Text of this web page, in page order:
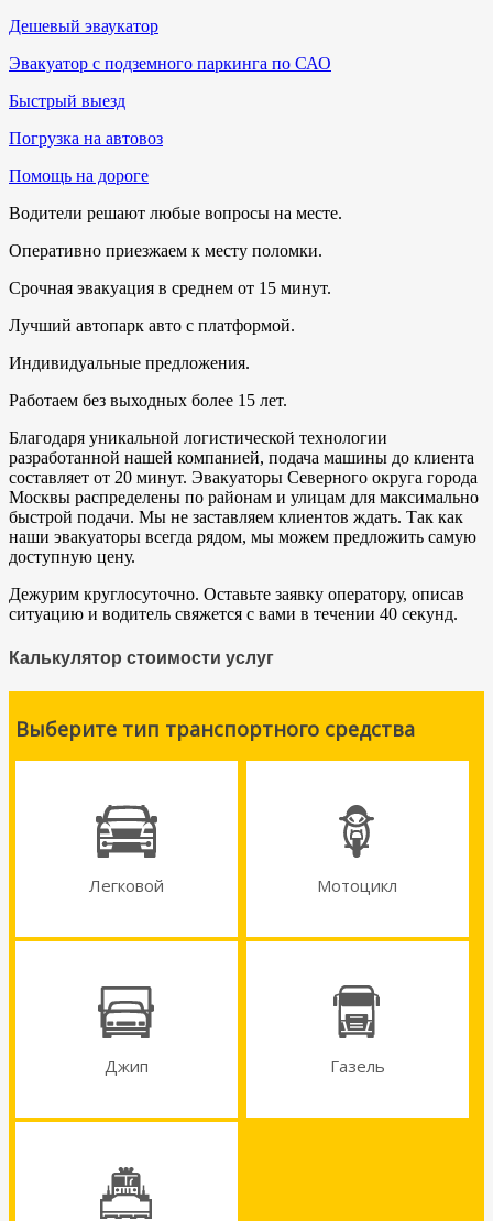
Дешевый эваукатор
Эвакуатор с подземного паркинга по САО
Быстрый выезд
Погрузка на автовоз
Помощь на дороге
Водители решают любые вопросы на месте.
Оперативно приезжаем к месту поломки.
Срочная эвакуация в среднем от 15 минут.
Лучший автопарк авто с платформой.
Индивидуальные предложения.
Работаем без выходных более 15 лет.
Благодаря уникальной логистической технологии
разработанной нашей компанией, подача машины до клиента
составляет от 20 минут. Эвакуаторы Северного округа города
Москвы распределены по районам и улицам для максимально
быстрой подачи. Мы не заставляем клиентов ждать. Так как
наши эвакуаторы всегда рядом, мы можем предложить самую
доступную цену.
Дежурим круглосуточно. Оставьте заявку оператору, описав
ситуацию и водитель свяжется с вами в течении 40 секунд.
Калькулятор стоимости услуг
Выберите тип транспортного средства
Легковой Мотоцикл
Джип Газель